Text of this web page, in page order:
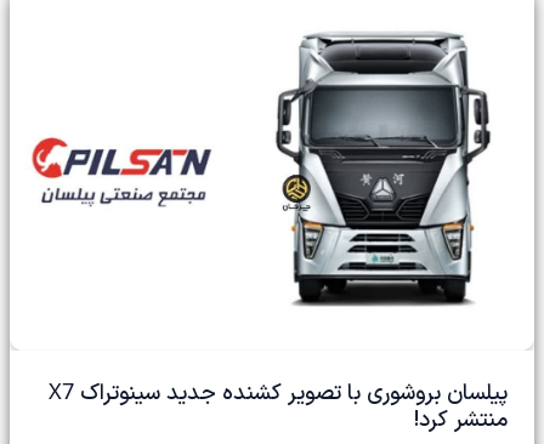
پیلسان بروشوری با تصویر کشنده جدید سینوتراک X7
منتشر کرد!